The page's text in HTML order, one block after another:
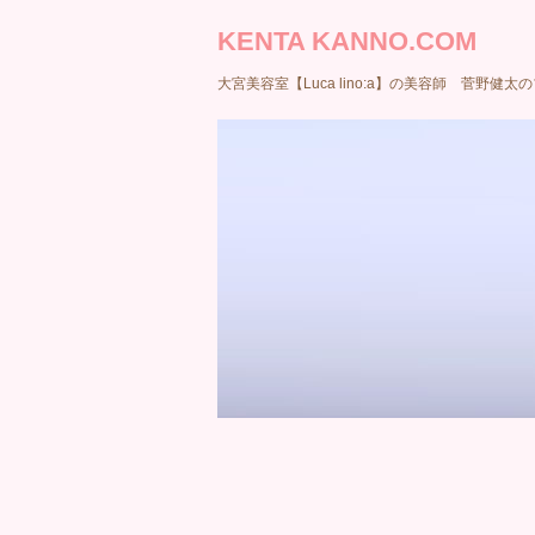
KENTA KANNO.COM
大宮美容室【Luca lino:a】の美容師 菅野健太の